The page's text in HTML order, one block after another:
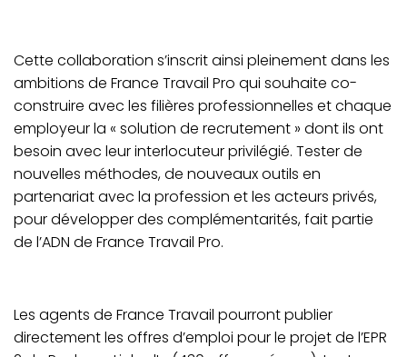
Cette collaboration s’inscrit ainsi pleinement dans les
ambitions de France Travail Pro qui souhaite co-
construire avec les filières professionnelles et chaque
employeur la « solution de recrutement » dont ils ont
besoin avec leur interlocuteur privilégié. Tester de
nouvelles méthodes, de nouveaux outils en
partenariat avec la profession et les acteurs privés,
pour développer des complémentarités, fait partie
de l’ADN de France Travail Pro.
Les agents de France Travail pourront publier
directement les offres d’emploi pour le projet de l’EPR